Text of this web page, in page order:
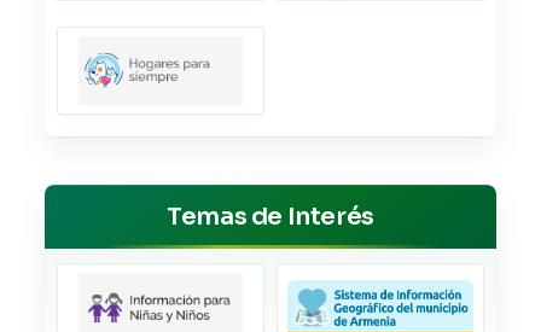
Temas de Interés